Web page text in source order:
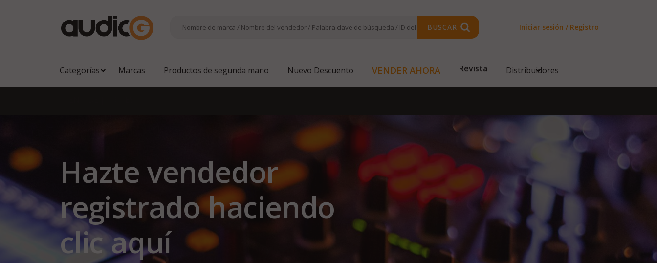
BUSCAR Iniciar sesión / Registro
Categorías Marcas Productos de segunda mano Nuevo Descuento VENDER AHORA Revista Distribuidores
Hazte vendedor
registrado haciendo
clic aquí